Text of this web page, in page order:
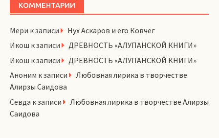
КОММЕНТАРИИ
Мери к записи
Нух Аскаров и его Ковчег
Икош к записи
ДРЕВНОСТЬ «АЛУПАНСКОЙ КНИГИ»
Икош к записи
ДРЕВНОСТЬ «АЛУПАНСКОЙ КНИГИ»
Аноним к записи
Любовная лирика в творчестве
Алирзы Саидова
Севда к записи
Любовная лирика в творчестве Алирзы
Саидова